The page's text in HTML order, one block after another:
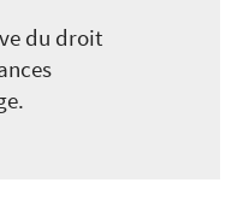
du droit